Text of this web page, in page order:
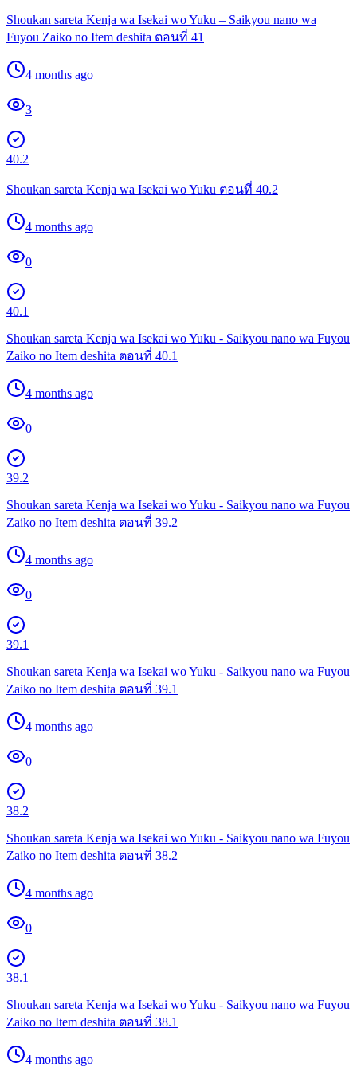
Shoukan sareta Kenja wa Isekai wo Yuku – Saikyou nano wa
Fuyou Zaiko no Item deshita ตอนที่ 41
4 months ago
3
40.2
Shoukan sareta Kenja wa Isekai wo Yuku ตอนที่ 40.2
4 months ago
0
40.1
Shoukan sareta Kenja wa Isekai wo Yuku - Saikyou nano wa Fuyou
Zaiko no Item deshita ตอนที่ 40.1
4 months ago
0
39.2
Shoukan sareta Kenja wa Isekai wo Yuku - Saikyou nano wa Fuyou
Zaiko no Item deshita ตอนที่ 39.2
4 months ago
0
39.1
Shoukan sareta Kenja wa Isekai wo Yuku - Saikyou nano wa Fuyou
Zaiko no Item deshita ตอนที่ 39.1
4 months ago
0
38.2
Shoukan sareta Kenja wa Isekai wo Yuku - Saikyou nano wa Fuyou
Zaiko no Item deshita ตอนที่ 38.2
4 months ago
0
38.1
Shoukan sareta Kenja wa Isekai wo Yuku - Saikyou nano wa Fuyou
Zaiko no Item deshita ตอนที่ 38.1
4 months ago